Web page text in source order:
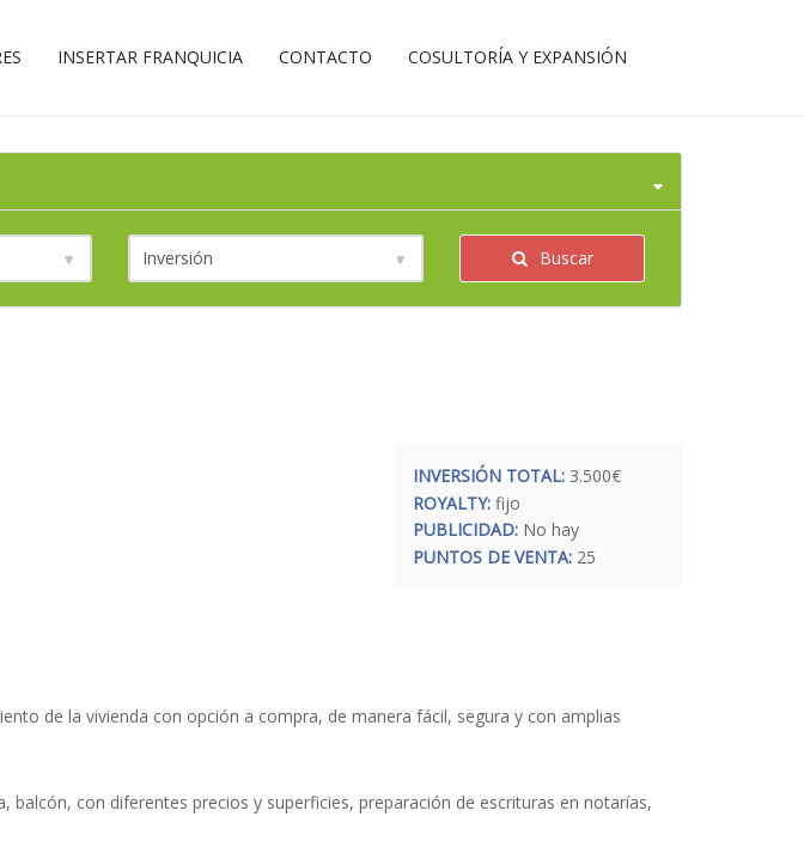
INSERTAR FRANQUICIA CONTACTO COSULTORÍA Y EXPANSIÓN
Buscar
INVERSIÓN TOTAL: 3.500€
ROYALTY: fijo
PUBLICIDAD: No hay
PUNTOS DE VENTA: 25
de la vivienda con opción a compra, de manera fácil, segura y con amplias
con diferentes precios y superficies, preparación de escrituras en notarías,